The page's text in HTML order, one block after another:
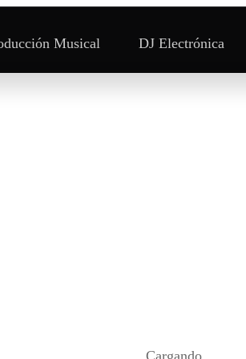
Musical DJ Electrónica
Cargando...